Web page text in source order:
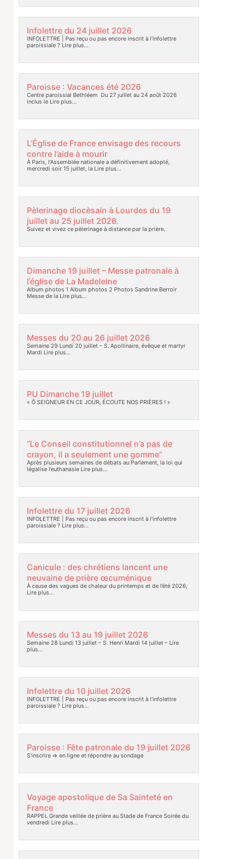
Infolettre du 24 juillet 2026
INFOLETTRE | Pas reçu ou pas encore inscrit à l’infolettre
paroissiale ? Lire plus…
Paroisse : Vacances été 2026
Centre paroissial Bethléem Du 27 juillet au 24 août 2026
inclus leLire plus…
L’Église de France envisage des recours
contre l’aide à mourir
À Paris, l’Assemblée nationale a définitivement adopté,
mercredi soir 15 juillet, laLire plus…
Pèlerinage diocèsain à Lourdes du 19
juillet au 25 juillet 2026.
Suivez et vivez ce pèlerinage à distance par la prière.
Dimanche 19 juillet – Messe patronale à
l’église de La Madeleine
Album photos 1 Album photos 2 Photos Sandrine Berroir
Messe de laLire plus…
Messes du 20 au 26 juillet 2026
Semaine 29 Lundi 20 juillet – S. Apollinaire, évêque et martyr
Mardi Lire plus…
PU Dimanche 19 juillet
« Ô SEIGNEUR EN CE JOUR, ÉCOUTE NOS PRIÈRES ! »
“Le Conseil constitutionnel n’a pas de
crayon, il a seulement une gomme”
Après plusieurs semaines de débats au Parlement, la loi qui
légalise l’euthanasieLire plus…
Infolettre du 17 juillet 2026
INFOLETTRE | Pas reçu ou pas encore inscrit à l’infolettre
paroissiale ? Lire plus…
Canicule : des chrétiens lancent une
neuvaine de prière œcuménique
À cause des vagues de chaleur du printemps et de l’été 2026,
Lire plus…
Messes du 13 au 19 juillet 2026
Semaine 28 Lundi 13 juillet – S. Henri Mardi 14 juillet –Lire
plus…
Infolettre du 10 juillet 2026
INFOLETTRE | Pas reçu ou pas encore inscrit à l’infolettre
paroissiale ? Lire plus…
Paroisse : Fête patronale du 19 juillet 2026
S’inscrire => en ligne et répondre au sondage
Voyage apostolique de Sa Sainteté en
France
RAPPEL Grande veillée de prière au Stade de France Soirée du
vendredi Lire plus…